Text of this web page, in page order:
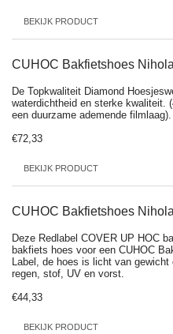
BEKIJK PRODUCT
CUHOC Bakfietshoes
De Topkwaliteit Diamond
waterdichtheid en sterke kwaliteit.
een duurzame ademende filmlaag).
€72,33
BEKIJK PRODUCT
CUHOC Bakfietshoes
Deze Redlabel COVER UP HOC
bakfiets hoes voor een CUHOC
Label, de hoes is licht van
regen, stof, UV en vorst.
€44,33
BEKIJK PRODUCT